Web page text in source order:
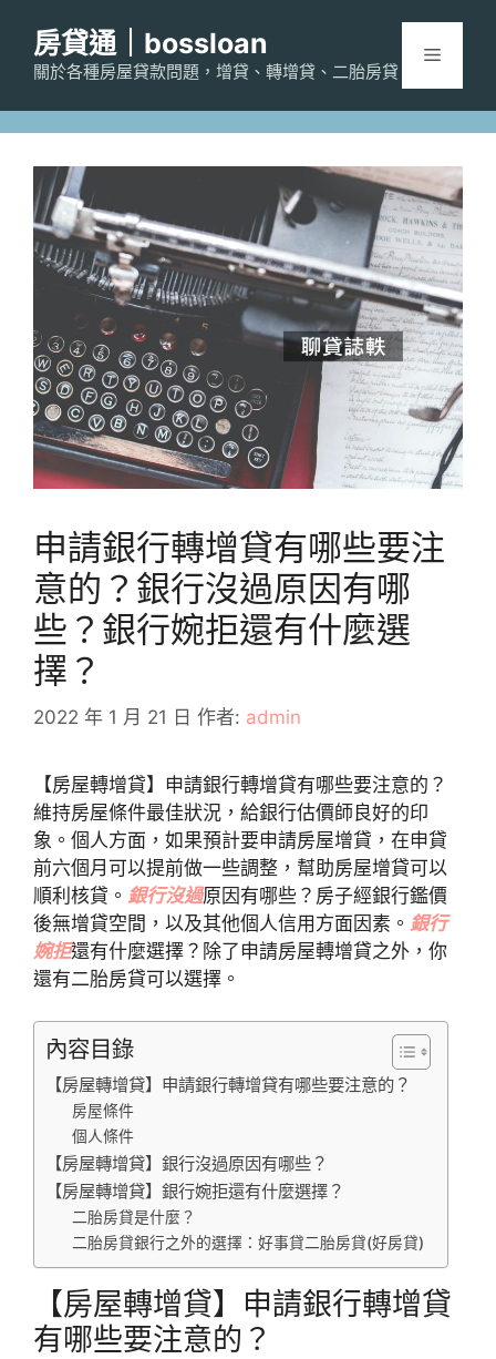
房貸通｜bossloan
關於各種房屋貸款問題，增貸、轉增貸、二胎房貸
選
申請銀行轉增貸有哪些要注
意的？銀行沒過原因有哪
些？銀行婉拒還有什麼選
擇？
2022 年 1 月 21 日 作者: admin
【房屋轉增貸】申請銀行轉增貸有哪些要注意的？
維持房屋條件最佳狀況，給銀行估價師良好的印
象。個人方面，如果預計要申請房屋增貸，在申貸
前六個月可以提前做一些調整，幫助房屋增貸可以
順利核貸。 銀行沒過原因有哪些？房子經銀行鑑價
後無增貸空間，以及其他個人信用方面因素。 銀行
婉拒還有什麼選擇？除了申請房屋轉增貸之外，你
還有二胎房貸可以選擇。
內容目錄
【房屋轉增貸】申請銀行轉增貸有哪些要注意的？
房屋條件
個人條件
【房屋轉增貸】銀行沒過原因有哪些？
【房屋轉增貸】銀行婉拒還有什麼選擇？
二胎房貸是什麼？
二胎房貸銀行之外的選擇：好事貸二胎房貸(好房貸)
【房屋轉增貸】申請銀行轉增貸
有哪些要注意的？